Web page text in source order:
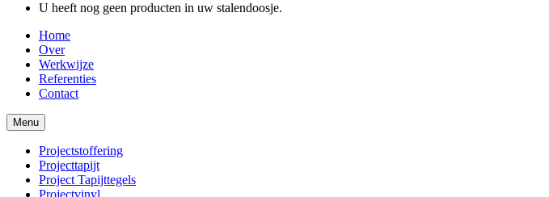
U heeft nog geen producten in uw stalendoosje.
Home
Over
Werkwijze
Referenties
Contact
Menu
Projectstoffering
Projecttapijt
Project Tapijttegels
Projectvinyl